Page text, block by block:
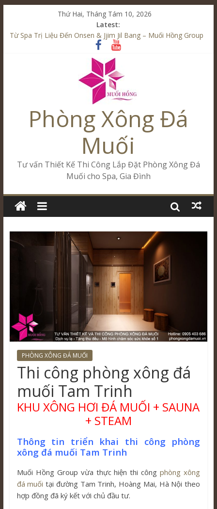
Thứ Hai, Tháng Tám 10, 2026
Latest:
Từ Spa Trị Liệu Đến Onsen & Jjim Jil Bang – Muối Hồng Group
Kết Hợp Onsen & Jjim Jil Bang Trong Mô Hình Spa – Muối
Cham Riverside Onsen & Jjim Jil Bang Đà Nẵng Muối Hồng
Spa Jjim Jil Bang Kết Hợp Onsen – Kinh Doanh Chuẩn Sao –
Tăng Doanh Số Kinh Doanh Lắp Đặt Onsen & Jjim Jil Bang –
Muối Hồng Group
Phòng Xông Đá
Muối
Tư vấn Thiết Kế Thi Công Lắp Đặt Phòng Xông Đá
Muối cho Spa, Gia Đình
PHÒNG XÔNG ĐÁ MUỐI
Thi công phòng xông đá
muối Tam Trinh
KHU XÔNG HƠI ĐÁ MUỐI + SAUNA
+ STEAM
Thông tin triển khai thi công phòng
xông đá muối Tam Trinh
Muối Hồng Group vừa thực hiện thi côngphòng xông
đá muốitại đường Tam Trinh, Hoàng Mai, Hà Nội theo
hợp đồng đã ký kết với chủ đầu tư.